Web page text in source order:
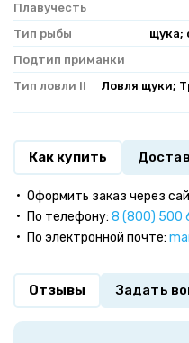
Плавучесть
Тип рыбы
щука;
Подтип приманки
Тип ловли II
Ловля щуки;
Как купить
Оформить заказ через
По телефону: 8 (800) 500
По электронной почте:
Отзывы Задать